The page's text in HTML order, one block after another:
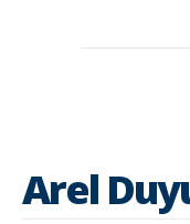
Arel